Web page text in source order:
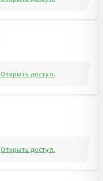
Открыть доступ.
Открыть доступ.